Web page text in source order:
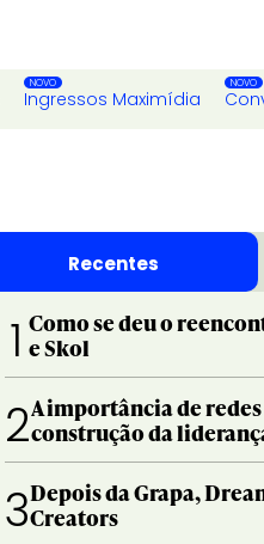
Ingressos Maximídia
Recentes
1 Como se deu o
e Skol
2A importância de
construção da
3Depois da Grapa,
Creators